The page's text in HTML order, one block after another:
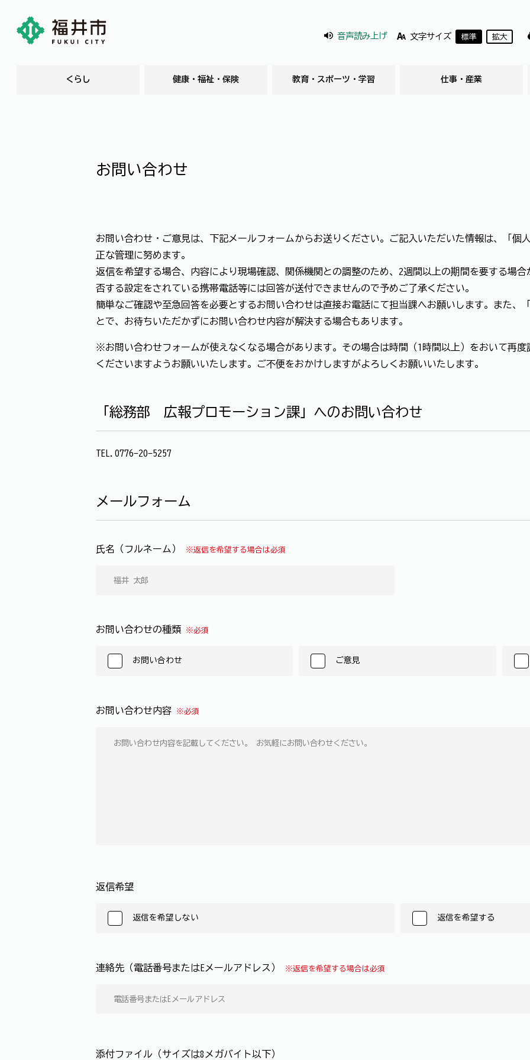
音声読み上げ 文字サイズ 標準 拡大
くらし 健康・福祉・保険 教育・スポーツ・学習 仕事・産業
お問い合わせ
お問い合わせ・ご意見は、下記メールフォームからお送りください。ご記入いただいた情報は、「個
正な管理に努めます。
返信を希望する場合、内容により現場確認、関係機関との調整のため、2週間以上の期間を要する場
否する設定をされている携帯電話等には回答が送付できませんので予めご了承ください。
簡単なご確認や至急回答を必要とするお問い合わせは直接お電話にて担当課へお願いします。また、
とで、お待ちいただかずにお問い合わせ内容が解決する場合もあります。
※お問い合わせフォームが使えなくなる場合があります。その場合は時間（1時間以上）をおいて再
くださいますようお願いいたします。ご不便をおかけしますがよろしくお願いいたします。
「総務部 広報プロモーション課」へのお問い合わせ
TEL.0776-20-5257
メールフォーム
氏名（フルネーム） ※返信を希望する場合は必須
お問い合わせの種類 ※必須
お問い合わせ ご意見
お問い合わせ内容 ※必須
返信希望
返信を希望しない 返信を希望する
連絡先（電話番号またはEメールアドレス） ※返信を希望する場合は必須
添付ファイル（サイズは8メガバイト以下）